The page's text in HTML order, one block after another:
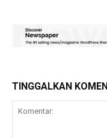
TINGGALKAN